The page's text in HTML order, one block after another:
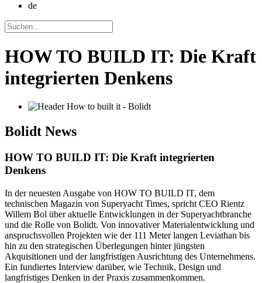
de
HOW TO BUILD IT: Die Kraft
integrierten Denkens
Bolidt News
HOW TO BUILD IT: Die Kraft integrierten
Denkens
In der neuesten Ausgabe von HOW TO BUILD IT, dem
technischen Magazin von Superyacht Times, spricht CEO Rientz
Willem Bol über aktuelle Entwicklungen in der Superyachtbranche
und die Rolle von Bolidt. Von innovativer Materialentwicklung und
anspruchsvollen Projekten wie der 111 Meter langen Leviathan bis
hin zu den strategischen Überlegungen hinter jüngsten
Akquisitionen und der langfristigen Ausrichtung des Unternehmens.
Ein fundiertes Interview darüber, wie Technik, Design und
langfristiges Denken in der Praxis zusammenkommen.